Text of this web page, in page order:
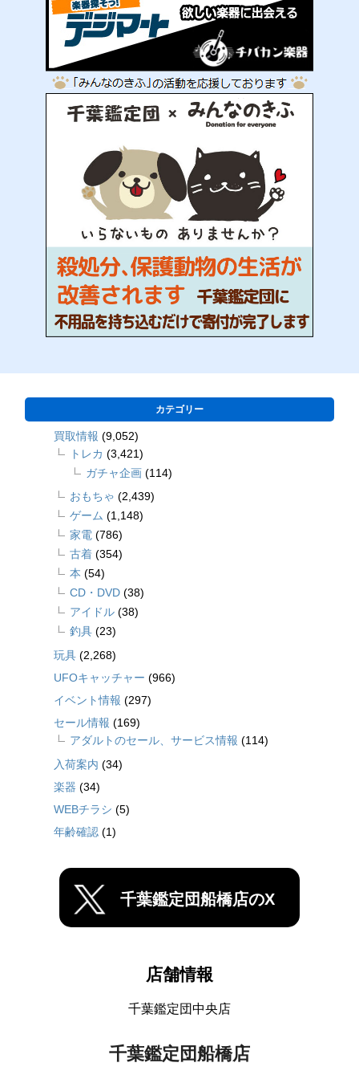
カテゴリー
買取情報 (9,052)
トレカ (3,421)
ガチャ企画 (114)
おもちゃ (2,439)
ゲーム (1,148)
家電 (786)
古着 (354)
本 (54)
CD・DVD (38)
アイドル (38)
釣具 (23)
玩具 (2,268)
UFOキャッチャー (966)
イベント情報 (297)
セール情報 (169)
アダルトのセール、サービス情報 (114)
入荷案内 (34)
楽器 (34)
WEBチラシ (5)
年齢確認 (1)
千葉鑑定団船橋店のX
店舗情報
千葉鑑定団中央店
千葉鑑定団船橋店